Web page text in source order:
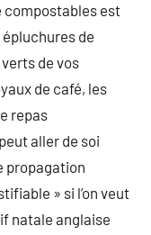
compostables est
de
de vos
de café, les
repas
aller de soi
propagation
» si l’on veut
natale anglaise